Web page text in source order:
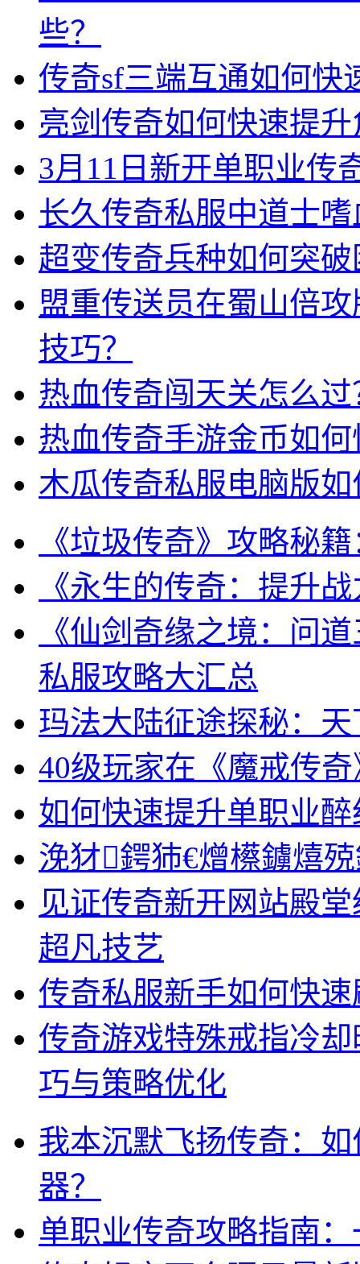
些？
传奇sf三端互通如何快
亮剑传奇如何快速提
3月11日新开单职业传
长久传奇私服中道士
超变传奇兵种如何突
盟重传送员在蜀山倍
技巧？
热血传奇闯天关怎么
热血传奇手游金币如
木瓜传奇私服电脑版
《垃圾传奇》攻略秘
《永生的传奇：提升
《仙剑奇缘之境：问
私服攻略大汇总
玛法大陆征途探秘：
40级玩家在《魔戒传
如何快速提升单职业
浼犲鍔犻€熷櫒鐪熺
见证传奇新开网站殿
超凡技艺
传奇私服新手如何快
传奇游戏特殊戒指冷
巧与策略优化
我本沉默飞扬传奇：
器？
单职业传奇攻略指南